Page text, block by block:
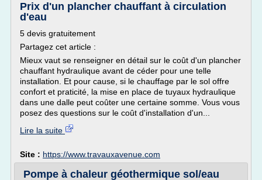
Prix d'un plancher chauffant à circulation
d'eau
5 devis gratuitement
Partagez cet article :
Mieux vaut se renseigner en détail sur le coût d'un plancher
chauffant hydraulique avant de céder pour une telle
installation. Et pour cause, si le chauffage par le sol offre
confort et praticité, la mise en place de tuyaux hydraulique
dans une dalle peut coûter une certaine somme. Vous vous
posez des questions sur le coût d'installation d'un...
Lire la suite
Site : https://www.travauxavenue.com
Pompe à chaleur géothermique sol/eau